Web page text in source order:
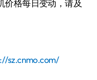
价格每日变动，请及
sz.cnmo.com/